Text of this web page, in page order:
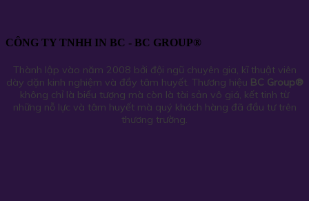
CÔNG TY TNHH IN BC - BC GROUP®
Thành lập vào năm 2008 bởi đội ngũ chuyên gia, kĩ thuật viên
dày dặn kinh nghiệm và đầy tâm huyết. Thương hiệu BC Group®
không chỉ là biểu tượng mà còn là tài sản vô giá, kết tinh từ
những nỗ lực và tâm huyết mà quý khách hàng đã đầu tư trên
thương trường.